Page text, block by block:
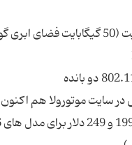
سایت موتورولا هم